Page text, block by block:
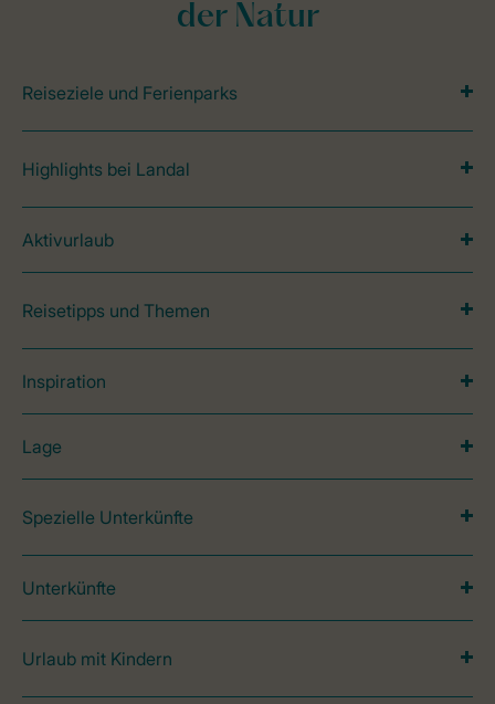
der Natur
Reiseziele und Ferienparks
Highlights bei Landal
Aktivurlaub
Reisetipps und Themen
Inspiration
Lage
Spezielle Unterkünfte
Unterkünfte
Urlaub mit Kindern